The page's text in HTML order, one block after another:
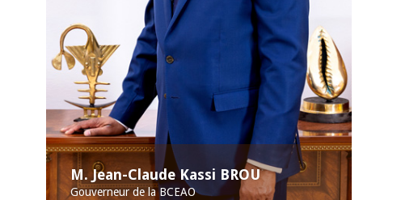
M. Jean-Claude Kassi BROU
Gouverneur de la BCEAO